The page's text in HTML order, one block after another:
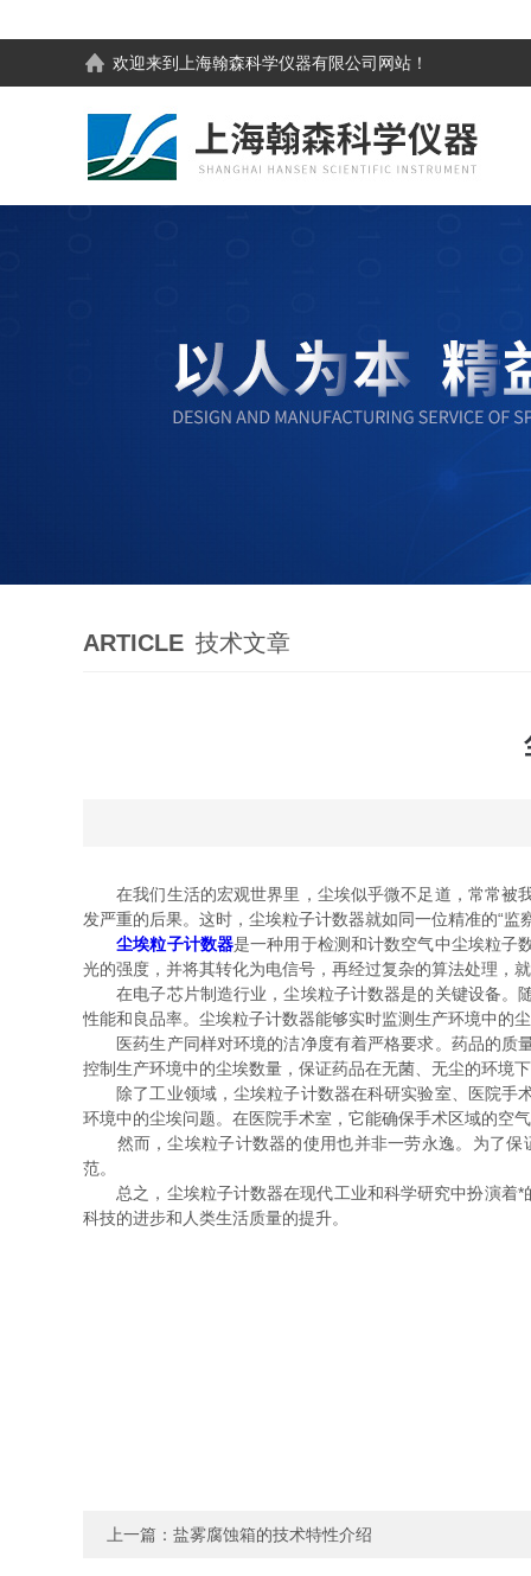
欢迎来到 上海翰森科学仪器有限公司 网站！
ARTICLE 技术文章
在我们生活的宏观世界里，尘埃似乎微不足道，常常被
发严重的后果。这时，尘埃粒子计数器就如同一位精准的“监
尘埃粒子计数器是一种用于检测和计数空气中尘埃粒子
光的强度，并将其转化为电信号，再经过复杂的算法处理，
在电子芯片制造行业，尘埃粒子计数器是的关键设备。
性能和良品率。尘埃粒子计数器能够实时监测生产环境中的
医药生产同样对环境的洁净度有着严格要求。药品的质
控制生产环境中的尘埃数量，保证药品在无菌、无尘的环境
除了工业领域，尘埃粒子计数器在科研实验室、医院手
环境中的尘埃问题。在医院手术室，它能确保手术区域的空
然而，尘埃粒子计数器的使用也并非一劳永逸。为了保
范。
总之，尘埃粒子计数器在现代工业和科学研究中扮演着*
科技的进步和人类生活质量的提升。
上一篇： 盐雾腐蚀箱的技术特性介绍